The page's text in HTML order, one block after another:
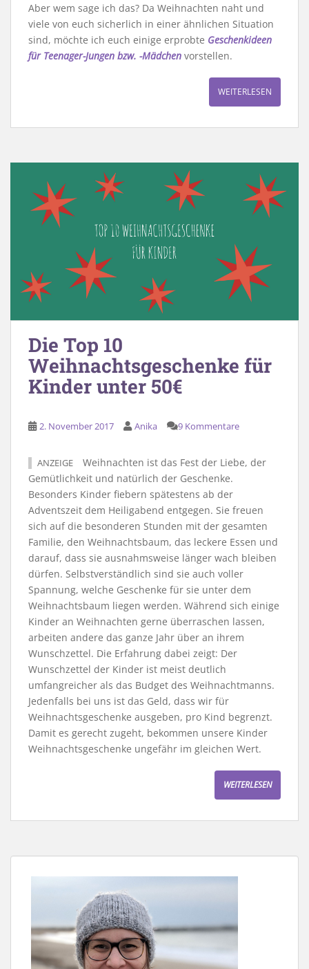
Aber wem sage ich das? Da Weihnachten naht und
viele von euch sicherlich in einer ähnlichen Situation
sind, möchte ich euch einige erprobte Geschenkideen
für Teenager-Jungen bzw. -Mädchen vorstellen.
WEITERLESEN
Die Top 10
Weihnachtsgeschenke für
Kinder unter 50€
2. November 2017 Anika 9 Kommentare
ANZEIGE
Weihnachten ist das Fest der Liebe, der
Gemütlichkeit und natürlich der Geschenke.
Besonders Kinder fiebern spätestens ab der
Adventszeit dem Heiligabend entgegen. Sie freuen
sich auf die besonderen Stunden mit der gesamten
Familie, den Weihnachtsbaum, das leckere Essen und
darauf, dass sie ausnahmsweise länger wach bleiben
dürfen. Selbstverständlich sind sie auch voller
Spannung, welche Geschenke für sie unter dem
Weihnachtsbaum liegen werden. Während sich einige
Kinder an Weihnachten gerne überraschen lassen,
arbeiten andere das ganze Jahr über an ihrem
Wunschzettel. Die Erfahrung dabei zeigt: Der
Wunschzettel der Kinder ist meist deutlich
umfangreicher als das Budget des Weihnachtmanns.
Jedenfalls bei uns ist das Geld, dass wir für
Weihnachtsgeschenke ausgeben, pro Kind begrenzt.
Damit es gerecht zugeht, bekommen unsere Kinder
Weihnachtsgeschenke ungefähr im gleichen Wert.
WEITERLESEN